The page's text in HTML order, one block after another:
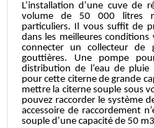
L’installation d’une cuve de
volume de 50 000 litres
particuliers. Il vous suffit de
dans les meilleures
connecter un collecteur de
gouttières. Une pompe
distribution de l’eau de
pour cette citerne de grande
mettre la citerne souple sous
pouvez raccorder le système
accessoire de raccordement
souple d’une capacité de 50